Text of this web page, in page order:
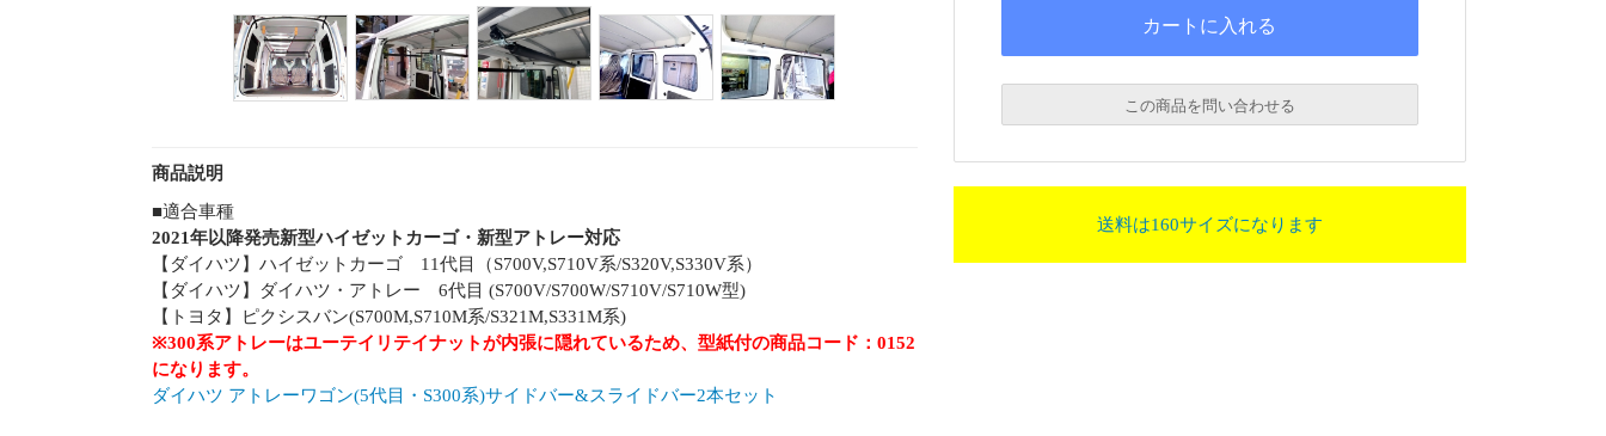
商品説明
■適合車種
2021年以降発売新型ハイゼットカーゴ・新型アトレー対応
【ダイハツ】ハイゼットカーゴ 11代目（S700V,S710V系/S320V,S330V系）
【ダイハツ】ダイハツ・アトレー 6代目 (S700V/S700W/S710V/S710W型)
【トヨタ】ピクシスバン(S700M,S710M系/S321M,S331M系)
※300系アトレーはユーテイリテイナットが内張に隠れているため、型紙付の商品コード：0152
になります。
ダイハツ アトレーワゴン(5代目・S300系)サイドバー&スライドバー2本セット
この商品を問い合わせる
送料は160サイズになります